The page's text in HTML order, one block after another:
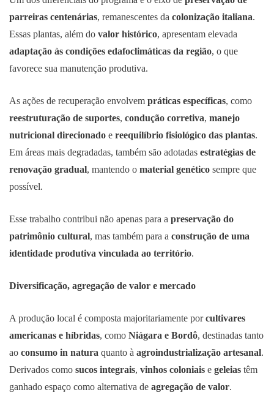
parreiras centenárias, remanescentes da colonização italiana.
Essas plantas, além do valor histórico, apresentam elevada
adaptação às condições edafoclimáticas da região, o que
favorece sua manutenção produtiva.
As ações de recuperação envolvem práticas específicas, como
reestruturação de suportes, condução corretiva, manejo
nutricional direcionado e reequilíbrio fisiológico das plantas.
Em áreas mais degradadas, também são adotadas estratégias de
renovação gradual, mantendo o material genético sempre que
possível.
Esse trabalho contribui não apenas para a preservação do
patrimônio cultural, mas também para a construção de uma
identidade produtiva vinculada ao território.
Diversificação, agregação de valor e mercado
A produção local é composta majoritariamente porcultivares
americanas e híbridas, como Niágara e Bordô, destinadas tanto
ao consumo in natura quanto à agroindustrialização artesanal.
Derivados como sucos integrais, vinhos coloniais e geleias têm
ganhado espaço como alternativa de agregação de valor.